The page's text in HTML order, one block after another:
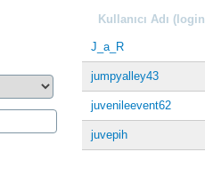
Kullanıcı Adı
J_a_R
jumpyalley43
juvenileevent62
juvepih